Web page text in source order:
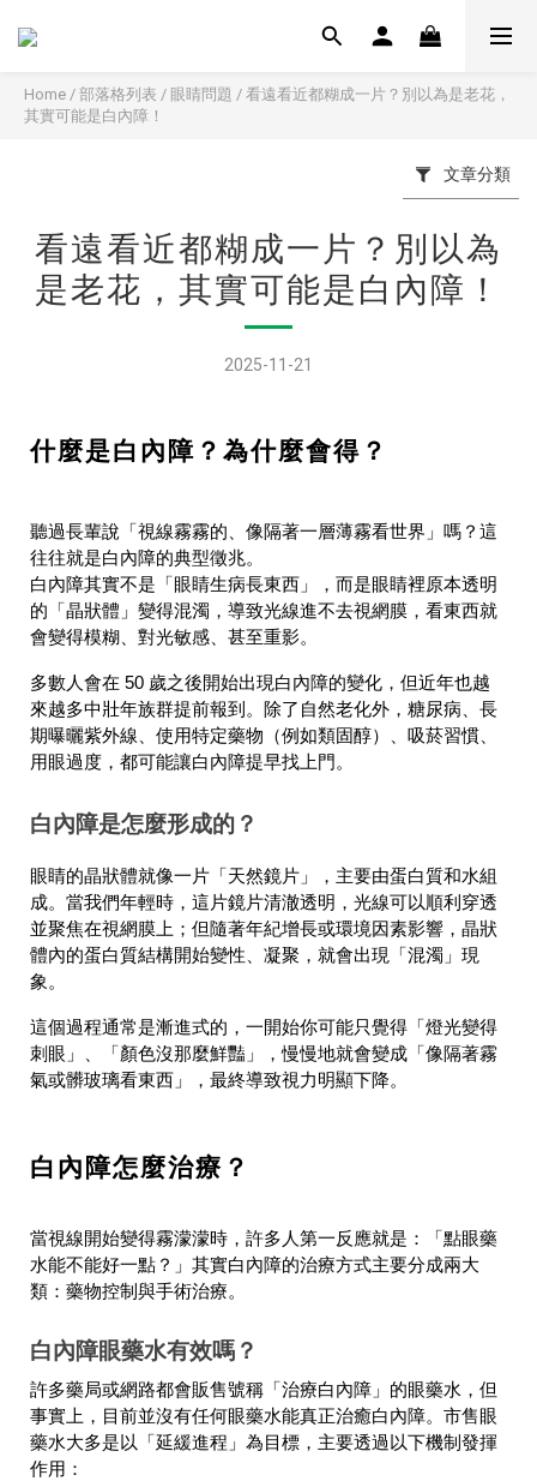
Home / 部落格列表 / 眼睛問題 / 看遠看近都糊成一片？別以為是老花，
其實可能是白內障！
文章分類
看遠看近都糊成一片？別以為
是老花，其實可能是白內障！
2025-11-21
什麼是白內障？為什麼會得？
聽過長輩說「視線霧霧的、像隔著一層薄霧看世界」嗎？這
往往就是白內障的典型徵兆。
白內障其實不是「眼睛生病長東西」，而是眼睛裡原本透明
的「晶狀體」變得混濁，導致光線進不去視網膜，看東西就
會變得模糊、對光敏感、甚至重影。
多數人會在 50 歲之後開始出現白內障的變化，但近年也越
來越多中壯年族群提前報到。除了自然老化外，糖尿病、長
期曝曬紫外線、使用特定藥物（例如類固醇）、吸菸習慣、
用眼過度，都可能讓白內障提早找上門。
白內障是怎麼形成的？
眼睛的晶狀體就像一片「天然鏡片」，主要由蛋白質和水組
成。當我們年輕時，這片鏡片清澈透明，光線可以順利穿透
並聚焦在視網膜上；但隨著年紀增長或環境因素影響，晶狀
體內的蛋白質結構開始變性、凝聚，就會出現「混濁」現
象。
這個過程通常是漸進式的，一開始你可能只覺得「燈光變得
刺眼」、「顏色沒那麼鮮豔」，慢慢地就會變成「像隔著霧
氣或髒玻璃看東西」，最終導致視力明顯下降。
白內障怎麼治療？
當視線開始變得霧濛濛時，許多人第一反應就是：「點眼藥
水能不能好一點？」其實白內障的治療方式主要分成兩大
類：藥物控制與手術治療。
白內障眼藥水有效嗎？
許多藥局或網路都會販售號稱「治療白內障」的眼藥水，但
事實上，目前並沒有任何眼藥水能真正治癒白內障。市售眼
藥水大多是以「延緩進程」為目標，主要透過以下機制發揮
作用：